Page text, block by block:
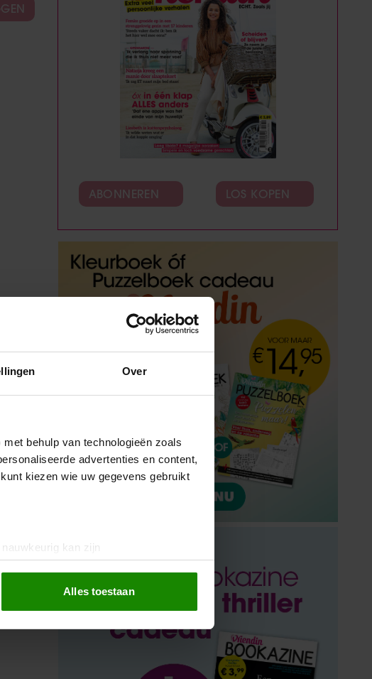
Over
behulp van technologieën zoals
advertenties en content,
kiezen wie uw gegevens gebruikt
kan zijn
(fingerprinting)
social media te bieden en om ons
andere informatie die u aan ze heeft
Alles toestaan
ABONNEREN LOS KOPEN